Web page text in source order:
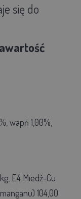
się do
wapń 1,00%,
E4 Miedź-Cu
104,00